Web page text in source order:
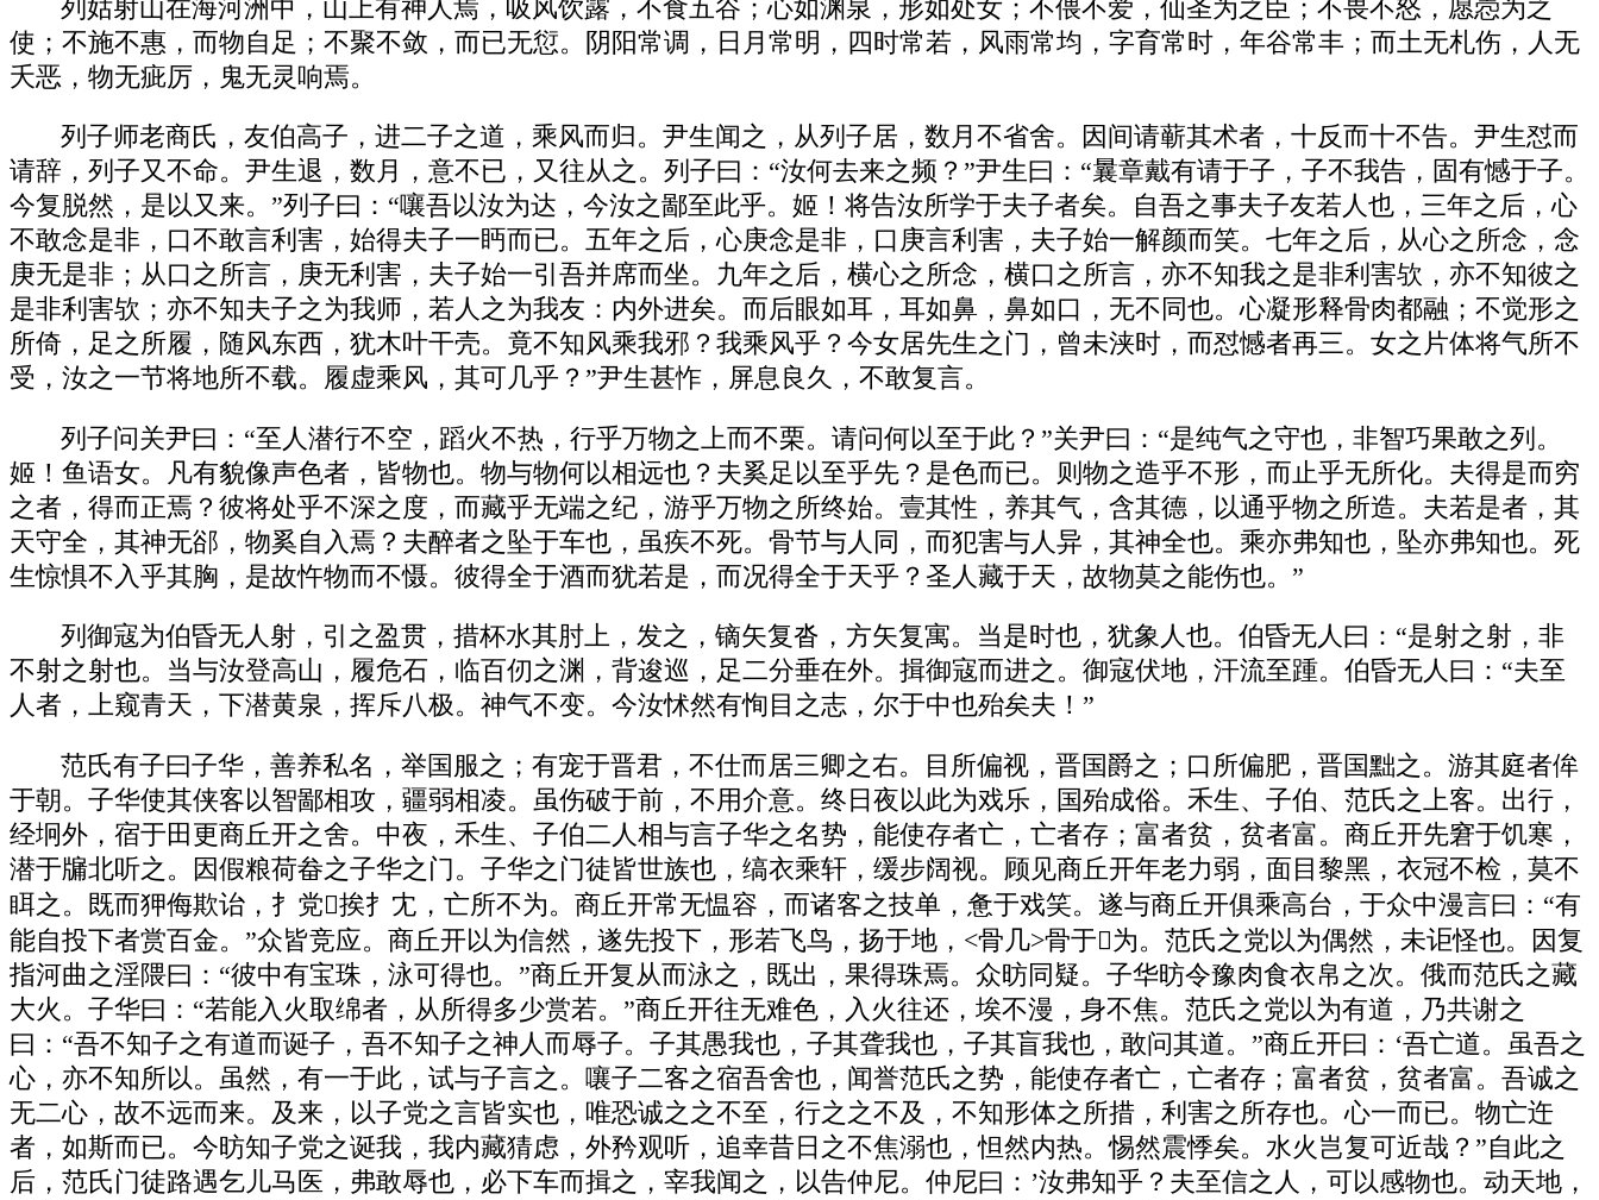
列姑射山在海河洲中，山上有神人焉，吸风饮露，不食五谷；心如渊泉，形如处女；不偎不爱，仙圣为之臣；不畏不怒，愿悫为之
使；不施不惠，而物自足；不聚不敛，而已无愆。阴阳常调，日月常明，四时常若，风雨常均，字育常时，年谷常丰；而土无札伤，人无
夭恶，物无疵厉，鬼无灵响焉。
列子师老商氏，友伯高子，进二子之道，乘风而归。尹生闻之，从列子居，数月不省舍。因间请蕲其术者，十反而十不告。尹生怼而
请辞，列子又不命。尹生退，数月，意不已，又往从之。列子曰：“汝何去来之频？”尹生曰：“曩章戴有请于子，子不我告，固有憾于子。
今复脱然，是以又来。”列子曰：“嚷吾以汝为达，今汝之鄙至此乎。姬！将告汝所学于夫子者矣。自吾之事夫子友若人也，三年之后，心
不敢念是非，口不敢言利害，始得夫子一眄而已。五年之后，心庚念是非，口庚言利害，夫子始一解颜而笑。七年之后，从心之所念，念
庚无是非；从口之所言，庚无利害，夫子始一引吾并席而坐。九年之后，横心之所念，横口之所言，亦不知我之是非利害欤，亦不知彼之
是非利害欤；亦不知夫子之为我师，若人之为我友：内外进矣。而后眼如耳，耳如鼻，鼻如口，无不同也。心凝形释骨肉都融；不觉形之
所倚，足之所履，随风东西，犹木叶干壳。竟不知风乘我邪？我乘风乎？今女居先生之门，曾未浃时，而怼憾者再三。女之片体将气所不
受，汝之一节将地所不载。履虚乘风，其可几乎？”尹生甚怍，屏息良久，不敢复言。
列子问关尹曰：“至人潜行不空，蹈火不热，行乎万物之上而不栗。请问何以至于此？”关尹曰：“是纯气之守也，非智巧果敢之列。
姬！鱼语女。凡有貌像声色者，皆物也。物与物何以相远也？夫奚足以至乎先？是色而已。则物之造乎不形，而止乎无所化。夫得是而穷
之者，得而正焉？彼将处乎不深之度，而藏乎无端之纪，游乎万物之所终始。壹其性，养其气，含其德，以通乎物之所造。夫若是者，其
天守全，其神无郤，物奚自入焉？夫醉者之坠于车也，虽疾不死。骨节与人同，而犯害与人异，其神全也。乘亦弗知也，坠亦弗知也。死
生惊惧不入乎其胸，是故忤物而不慑。彼得全于酒而犹若是，而况得全于天乎？圣人藏于天，故物莫之能伤也。”
列御寇为伯昏无人射，引之盈贯，措杯水其肘上，发之，镝矢复沓，方矢复寓。当是时也，犹象人也。伯昏无人曰：“是射之射，非
不射之射也。当与汝登高山，履危石，临百仞之渊，背逡巡，足二分垂在外。揖御寇而进之。御寇伏地，汗流至踵。伯昏无人曰：“夫至
人者，上窥青天，下潜黄泉，挥斥八极。神气不变。今汝怵然有恂目之志，尔于中也殆矣夫！”
范氏有子曰子华，善养私名，举国服之；有宠于晋君，不仕而居三卿之右。目所偏视，晋国爵之；口所偏肥，晋国黜之。游其庭者侔
于朝。子华使其侠客以智鄙相攻，疆弱相凌。虽伤破于前，不用介意。终日夜以此为戏乐，国殆成俗。禾生、子伯、范氏之上客。出行，
经坰外，宿于田更商丘开之舍。中夜，禾生、子伯二人相与言子华之名势，能使存者亡，亡者存；富者贫，贫者富。商丘开先窘于饥寒，
潜于牖北听之。因假粮荷畚之子华之门。子华之门徒皆世族也，缟衣乘轩，缓步阔视。顾见商丘开年老力弱，面目黎黑，衣冠不检，莫不
眲之。既而狎侮欺诒，扌党挨扌冘，亡所不为。商丘开常无愠容，而诸客之技单，惫于戏笑。遂与商丘开俱乘高台，于众中漫言曰：“有
能自投下者赏百金。”众皆竞应。商丘开以为信然，遂先投下，形若飞鸟，扬于地，<骨几>骨于为。范氏之党以为偶然，未讵怪也。因复
指河曲之淫隈曰：“彼中有宝珠，泳可得也。”商丘开复从而泳之，既出，果得珠焉。众昉同疑。子华昉令豫肉食衣帛之次。俄而范氏之藏
大火。子华曰：“若能入火取绵者，从所得多少赏若。”商丘开往无难色，入火往还，埃不漫，身不焦。范氏之党以为有道，乃共谢之
曰：“吾不知子之有道而诞子，吾不知子之神人而辱子。子其愚我也，子其聋我也，子其盲我也，敢问其道。”商丘开曰：‘吾亡道。虽吾之
心，亦不知所以。虽然，有一于此，试与子言之。嚷子二客之宿吾舍也，闻誉范氏之势，能使存者亡，亡者存；富者贫，贫者富。吾诚之
无二心，故不远而来。及来，以子党之言皆实也，唯恐诚之之不至，行之之不及，不知形体之所措，利害之所存也。心一而已。物亡迕
者，如斯而已。今昉知子党之诞我，我内藏猜虑，外矜观听，追幸昔日之不焦溺也，怛然内热。惕然震悸矣。水火岂复可近哉？”自此之
后，范氏门徒路遇乞儿马医，弗敢辱也，必下车而揖之，宰我闻之，以告仲尼。仲尼曰：’汝弗知乎？夫至信之人，可以感物也。动天地，